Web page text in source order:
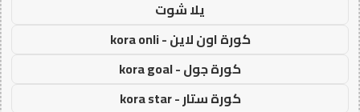
يلا شوت
كورة اون لاين - kora onli
كورة جول - kora goal
كورة ستار - kora star